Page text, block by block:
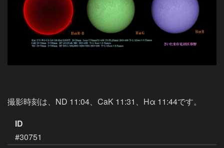
撮影時刻は、ND 11:04、CaK 11:31、Hα 11:44です。
ID
#30751